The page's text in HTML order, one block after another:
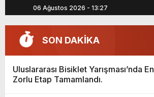
06 Ağustos 2026 - 13:27
SON DAKİKA
Uluslararası Bisiklet Yarışması’nda En
Zorlu Etap Tamamlandı.